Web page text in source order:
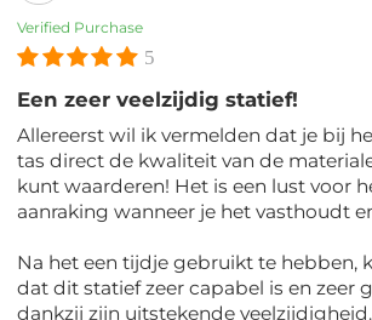
Verified Purchase
5
Een zeer veelzijdig statief!
Allereerst wil ik vermelden dat je bij
tas direct de kwaliteit van de
kunt waarderen! Het is een lust voor
aanraking wanneer je het vasthoudt
Na het een tijdje gebruikt te hebben,
dat dit statief zeer capabel is en zeer
dankzij zijn uitstekende